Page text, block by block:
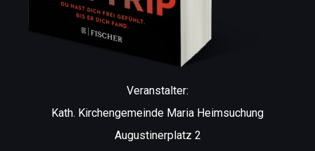
Veranstalter:
Kath. Kirchengemeinde Maria Heimsuchung
Augustinerplatz 2